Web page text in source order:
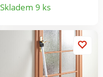
mění fyzikální vlastnosti
vody. Do chuti vody
chemické látky. Fungují
čistě fyzikálně.
Prevence usazování
vodního kamene.
Skladem 9 ks